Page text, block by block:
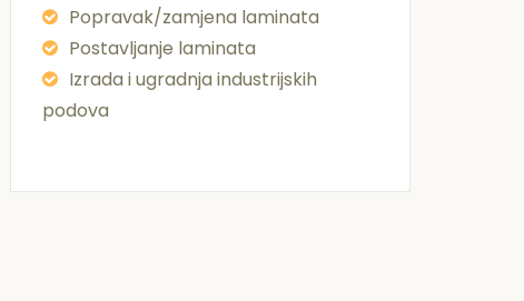
Popravak/zamjena laminata
Postavljanje laminata
Izrada i ugradnja industrijskih
podova